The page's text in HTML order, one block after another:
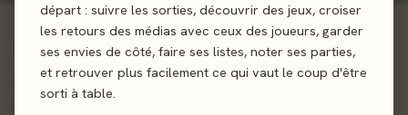
départ : suivre les sorties, découvrir des jeux, croiser
les retours des médias avec ceux des joueurs, garder
ses envies de côté, faire ses listes, noter ses parties,
et retrouver plus facilement ce qui vaut le coup d'être
sorti à table.
01 - LE JEU
Saurez-vous être habile informateur et fin observateur..?